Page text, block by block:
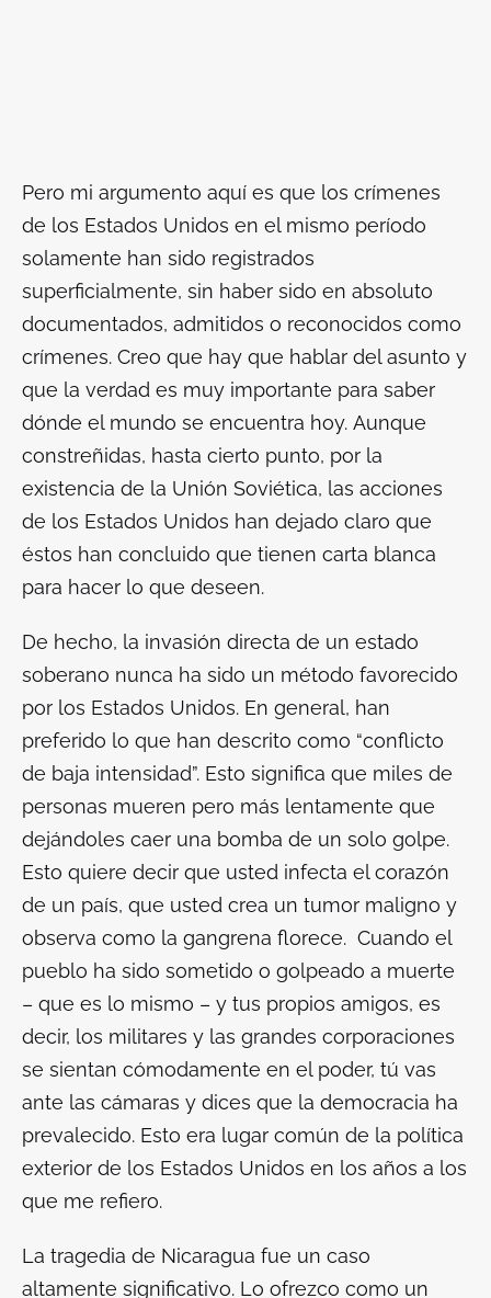
Pero mi argumento aquí es que los crímenes
de los Estados Unidos en el mismo período
solamente han sido registrados
superficialmente, sin haber sido en absoluto
documentados, admitidos o reconocidos como
crímenes. Creo que hay que hablar del asunto y
que la verdad es muy importante para saber
dónde el mundo se encuentra hoy. Aunque
constreñidas, hasta cierto punto, por la
existencia de la Unión Soviética, las acciones
de los Estados Unidos han dejado claro que
éstos han concluido que tienen carta blanca
para hacer lo que deseen.
De hecho, la invasión directa de un estado
soberano nunca ha sido un método favorecido
por los Estados Unidos. En general, han
preferido lo que han descrito como “conflicto
de baja intensidad”. Esto significa que miles de
personas mueren pero más lentamente que
dejándoles caer una bomba de un solo golpe.
Esto quiere decir que usted infecta el corazón
de un país, que usted crea un tumor maligno y
observa como la gangrena florece. Cuando el
pueblo ha sido sometido o golpeado a muerte
– que es lo mismo – y tus propios amigos, es
decir, los militares y las grandes corporaciones
se sientan cómodamente en el poder, tú vas
ante las cámaras y dices que la democracia ha
prevalecido. Esto era lugar común de la política
exterior de los Estados Unidos en los años a los
que me refiero.
La tragedia de Nicaragua fue un caso
altamente significativo. Lo ofrezco como un